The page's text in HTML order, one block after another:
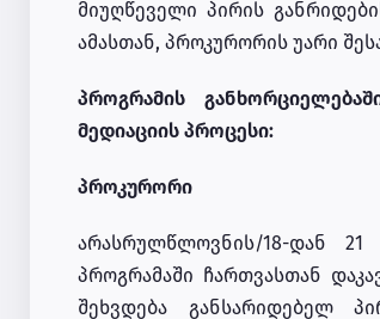
მიუღწეველი პირის
ამასთან, პროკურორის უარი
პროგრამის
მედიაციის პროცესი:
პროკურორი
არასრულწლოვნის/18-დან
პროგრამაში ჩართვასთან
შეხვდება განსარიდებელ